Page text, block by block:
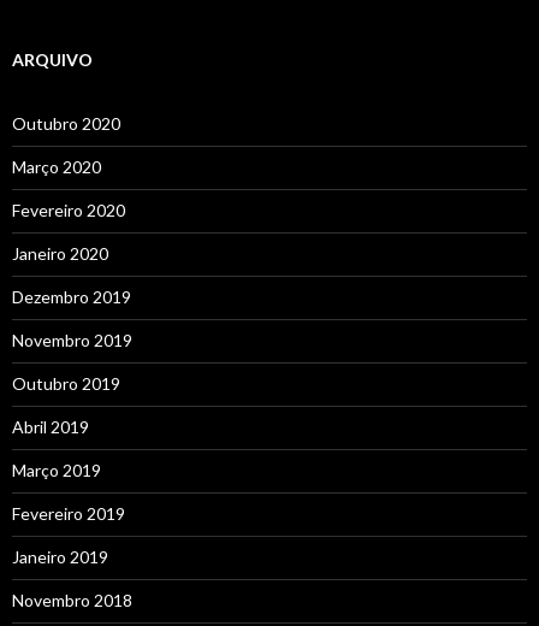
ARQUIVO
Outubro 2020
Março 2020
Fevereiro 2020
Janeiro 2020
Dezembro 2019
Novembro 2019
Outubro 2019
Abril 2019
Março 2019
Fevereiro 2019
Janeiro 2019
Novembro 2018